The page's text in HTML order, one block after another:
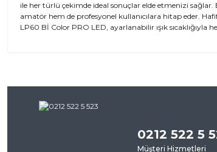
ile her türlü çekimde ideal sonuçlar elde etmenizi
amatör hem de profesyonel kullanıcılara hitap eder.
LP60 Bİ Color PRO LED, ayarlanabilir ışık
Görüş ve önerileriniz için teşekkür ederiz.
Ürün resmi kalitesiz, bozuk veya görüntülenemiyor.
Ürün açıklamasında eksik bilgiler bulunuyor.
0212 522 5
Müşteri Hizmetleri